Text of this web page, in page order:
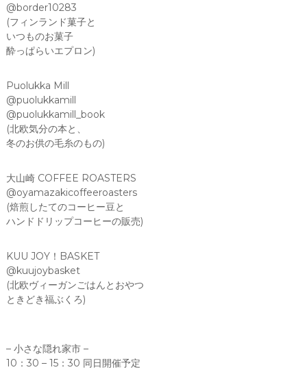
@border10283
(フィンランド菓子と
いつものお菓子
酔っぱらいエプロン)
Puolukka Mill
@puolukkamill
@puolukkamill_book
(北欧気分の本と、
冬のお供の毛糸のもの)
大山崎 COFFEE ROASTERS
@oyamazakicoffeeroasters
(焙煎したてのコーヒー豆と
ハンドドリップコーヒーの販売)
KUU JOY！BASKET
@kuujoybasket
(北欧ヴィーガンごはんとおやつ
ときどき福ぶくろ)
– 小さな隠れ家市 –
10：30 – 15：30 同日開催予定